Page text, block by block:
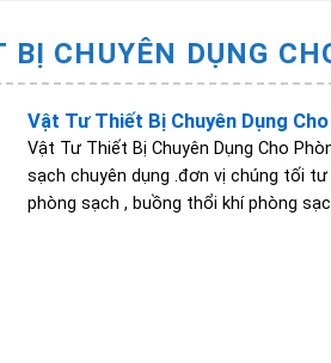
CHUYÊN DỤNG
Vật Tư Thiết Bị Chuyên Dụng
Vật Tư Thiết Bị Chuyên Dụng Cho
sạch chuyên dụng .đơn vị chúng tối
phòng sạch , buồng thổi khí phòng